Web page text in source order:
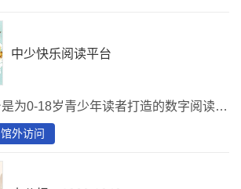
中少快乐阅读平台
中少快乐阅读平台是为0-18岁青少年读者打造的数字阅读全体验平台。内容汇集了中国少年儿童新闻出版总社成立60年来的经典报纸、期刊、图书资源，内容庞大丰富，平台分类清晰，将阅读指导与个性化阅读服务相结合，并提供一系列的阅读增值服务，是广大青少年的良师，家长老师们的益友！
馆外访问